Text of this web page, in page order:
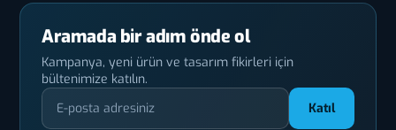
Aramada bir adım önde ol
Kampanya, yeni ürün ve tasarım fikirleri için
bültenimize katılın.
Katıl